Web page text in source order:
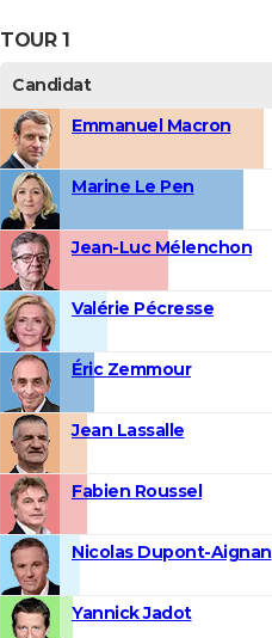
TOUR 1
Candidat
Emmanuel Macron
Marine Le Pen
Jean-Luc Mélenchon
Valérie Pécresse
Éric Zemmour
Jean Lassalle
Fabien Roussel
Nicolas Dupont-Aignan
Yannick Jadot